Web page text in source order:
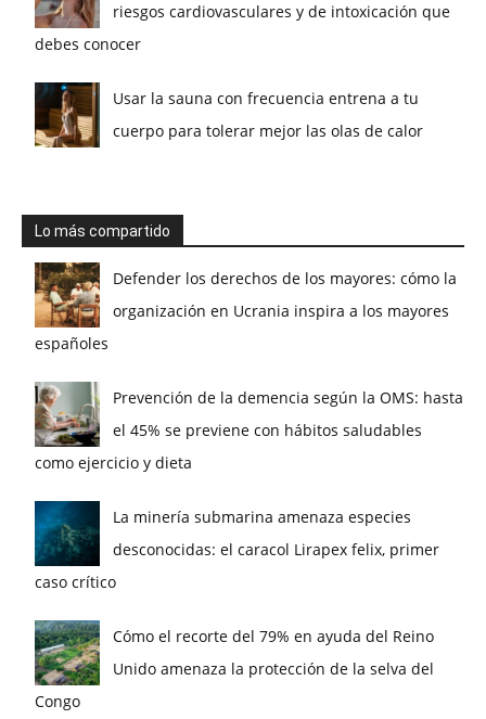
riesgos cardiovasculares y de intoxicación que
debes conocer
Usar la sauna con frecuencia entrena a tu
cuerpo para tolerar mejor las olas de calor
Lo más compartido
Defender los derechos de los mayores: cómo la
organización en Ucrania inspira a los mayores
españoles
Prevención de la demencia según la OMS: hasta
el 45% se previene con hábitos saludables
como ejercicio y dieta
La minería submarina amenaza especies
desconocidas: el caracol Lirapex felix, primer
caso crítico
Cómo el recorte del 79% en ayuda del Reino
Unido amenaza la protección de la selva del
Congo